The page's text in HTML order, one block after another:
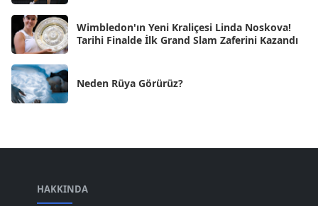
Tem 2024
Haz 2024 [30]
Nis 2024 [59]
Ara 2023 [101]
Wimbledon'ın Yeni Kraliçesi Linda Noskova!
Tarihi Finalde İlk Grand Slam Zaferini Kazandı
Neden Rüya Görürüz?
HAKKINDA